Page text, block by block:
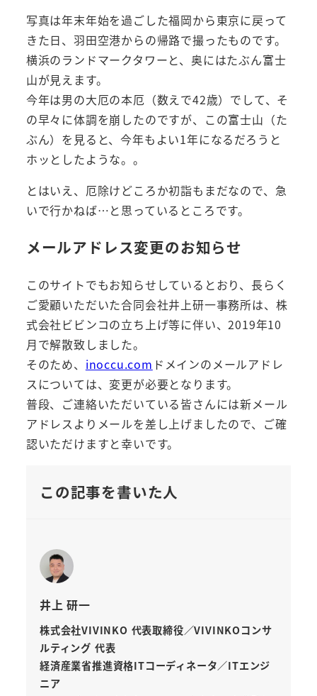
写真は年末年始を過ごした福岡から東京に戻って
きた日、羽田空港からの帰路で撮ったものです。
横浜のランドマークタワーと、奥にはたぶん富士
山が見えます。
今年は男の大厄の本厄（数えで42歳）でして、そ
の早々に体調を崩したのですが、この富士山（た
ぶん）を見ると、今年もよい1年になるだろうと
ホッとしたような。。
とはいえ、厄除けどころか初詣もまだなので、急
いで行かねば…と思っているところです。
メールアドレス変更のお知らせ
このサイトでもお知らせしているとおり、長らく
ご愛顧いただいた合同会社井上研一事務所は、 株
式会社ビビンコの立ち上げ等に伴い、2019年10
月で解散致しました。
そのため、 inoccu.com ドメインのメールアドレ
スについては、変更が必要となります。
普段、ご連絡いただいている皆さんには新メール
アドレスよりメールを差し上げましたので、ご確
認いただけますと幸いです。
この記事を書いた人
井上 研一
株式会社VIVINKO 代表取締役／VIVINKOコンサ
ルティング 代表
経済産業省推進資格ITコーディネータ／ITエンジ
ニア